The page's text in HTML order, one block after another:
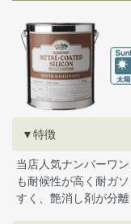
▼特徴
当店人気ナンバーワ
も耐候性が高く耐ガ
すく、艶消し剤が分